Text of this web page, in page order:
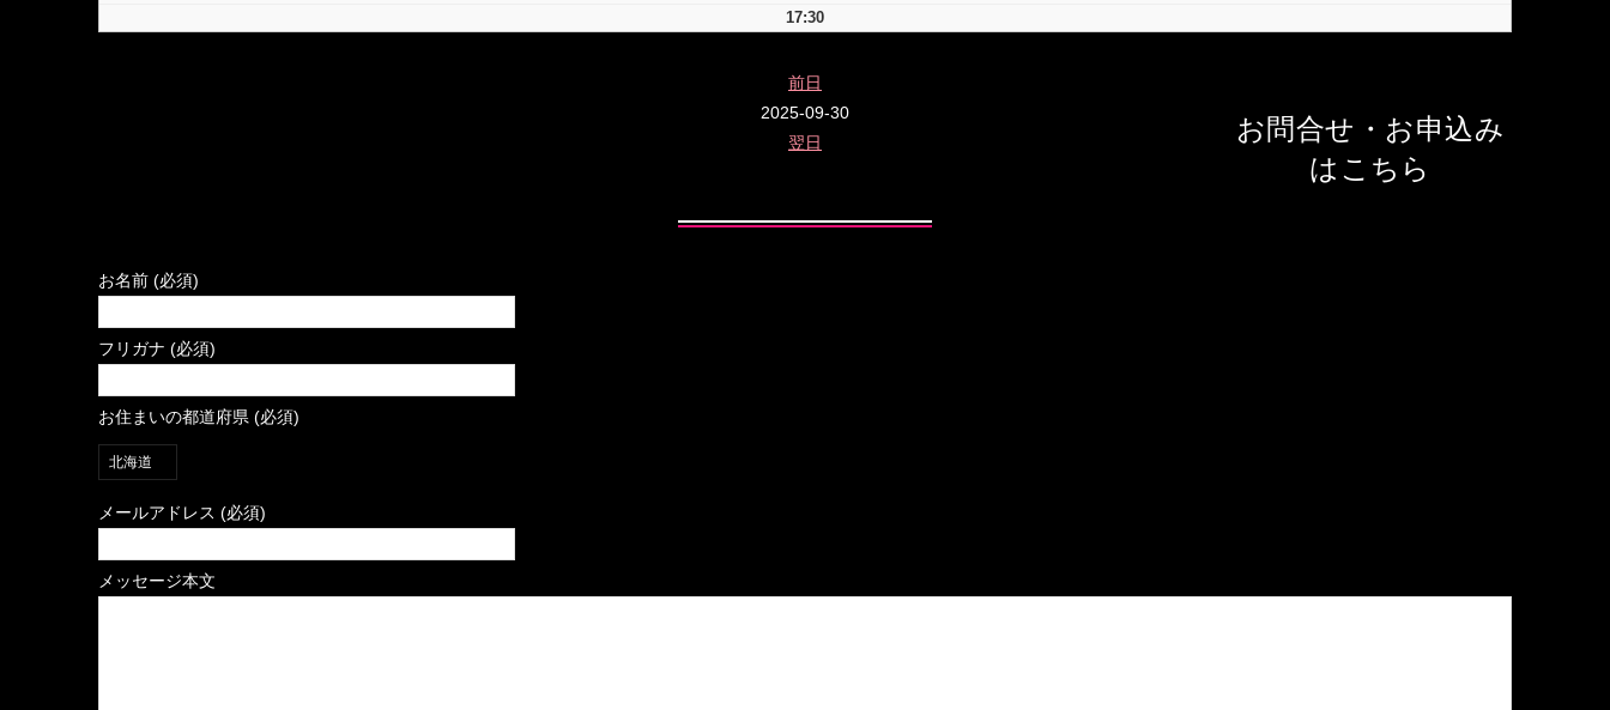
17:30
前日
2025-09-30
翌日
お問合せ・お申込み
はこちら
お名前 (必須)
フリガナ (必須)
お住まいの都道府県 (必須)
メールアドレス (必須)
メッセージ本文